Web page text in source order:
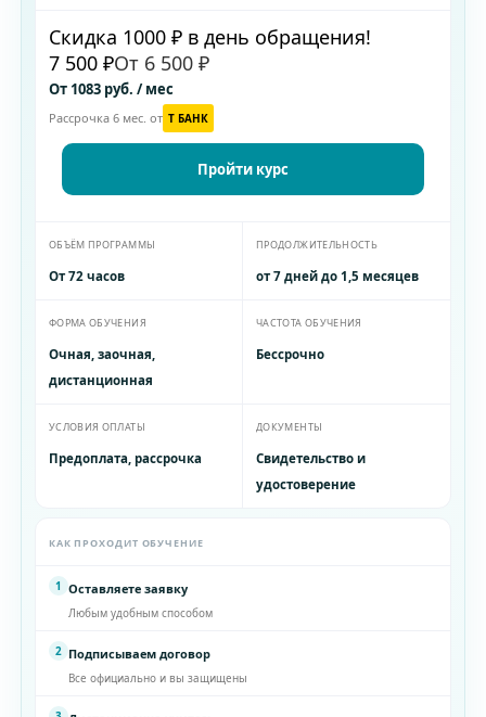
Скидка 1000 ₽ в день обращения!
7 500 ₽От 6 500 ₽
От 1083 руб. / мес
Рассрочка 6 мес. от T БАНК
Пройти курс
ОБЪЁМ ПРОГРАММЫ
От 72 часов
ПРОДОЛЖИТЕЛЬНОСТЬ
от 7 дней до 1,5 месяцев
ФОРМА ОБУЧЕНИЯ
Очная, заочная,
дистанционная
ЧАСТОТА ОБУЧЕНИЯ
Бессрочно
УСЛОВИЯ ОПЛАТЫ
Предоплата, рассрочка
ДОКУМЕНТЫ
Свидетельство и
удостоверение
КАК ПРОХОДИТ ОБУЧЕНИЕ
1 Оставляете заявку
Любым удобным способом
2 Подписываем договор
Все официально и вы защищены